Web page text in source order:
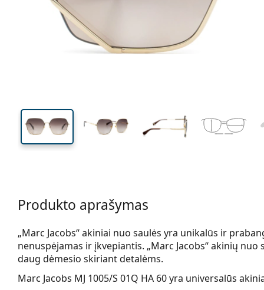
51 mm
Lęšio aukštis Lęšio plotis
Produkto aprašymas
„Marc Jacobs“ akiniai nuo saulės yra unikalūs ir
nenuspėjamas ir įkvepiantis. „Marc Jacobs“ akinių
daug dėmesio skiriant detalėms.
Marc Jacobs MJ 1005/S 01Q HA 60yra universalūs